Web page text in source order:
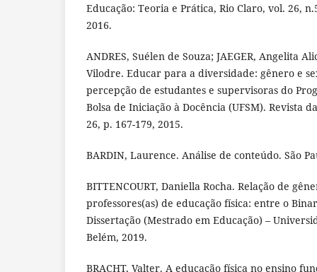
Educação: Teoria e Prática, Rio Claro, vol. 26,
2016.
ANDRES, Suélen de Souza; JAEGER, Angelita
Vilodre. Educar para a diversidade: gênero e
percepção de estudantes e supervisoras do
Bolsa de Iniciação à Docência (UFSM). Revista
26, p. 167-179, 2015.
BARDIN, Laurence. Análise de conteúdo. São
BITTENCOURT, Daniella Rocha. Relação de
professores(as) de educação física: entre o
Dissertação (Mestrado em Educação) –
Belém, 2019.
BRACHT, Valter. A educação física no ensino